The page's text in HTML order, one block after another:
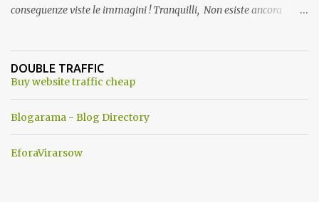
conseguenze viste le immagini ! Tranquilli, Non esiste ancora
ancora una fantasia Nato o forse una "False Flag", per provocare
una guerra mondiale che difficilmente da menti sane, potrebbe
DOUBLE TRAFFIC
Buy website traffic cheap
Blogarama - Blog Directory
EforaVirarsow